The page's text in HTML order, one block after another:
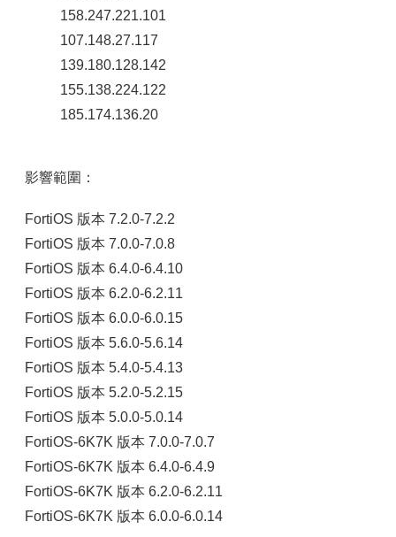
158.247.221.101
107.148.27.117
139.180.128.142
155.138.224.122
185.174.136.20
影響範圍：
FortiOS 版本 7.2.0-7.2.2
FortiOS 版本 7.0.0-7.0.8
FortiOS 版本 6.4.0-6.4.10
FortiOS 版本 6.2.0-6.2.11
FortiOS 版本 6.0.0-6.0.15
FortiOS 版本 5.6.0-5.6.14
FortiOS 版本 5.4.0-5.4.13
FortiOS 版本 5.2.0-5.2.15
FortiOS 版本 5.0.0-5.0.14
FortiOS-6K7K 版本 7.0.0-7.0.7
FortiOS-6K7K 版本 6.4.0-6.4.9
FortiOS-6K7K 版本 6.2.0-6.2.11
FortiOS-6K7K 版本 6.0.0-6.0.14